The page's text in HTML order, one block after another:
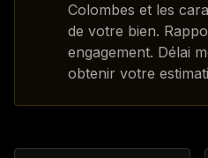
Colombes et les
de votre bien.
engagement. Délai
obtenir votre